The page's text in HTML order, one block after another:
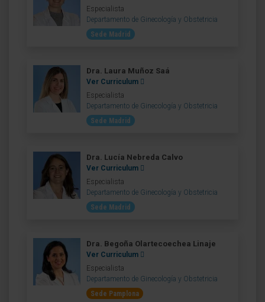
Especialista
Departamento de Ginecología y Obstetricia
Sede Madrid
Dra. Laura Muñoz Saá
Ver Curriculum
Especialista
Departamento de Ginecología y Obstetricia
Sede Madrid
Dra. Lucía Nebreda Calvo
Ver Curriculum
Especialista
Departamento de Ginecología y Obstetricia
Sede Madrid
Dra. Begoña Olartecoechea Linaje
Ver Curriculum
Especialista
Departamento de Ginecología y Obstetricia
Sede Pamplona